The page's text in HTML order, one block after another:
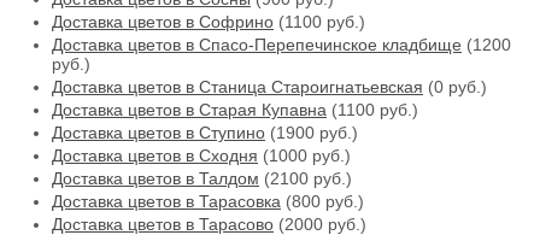
Доставка цветов в Софрино (1100 руб.)
Доставка цветов в Спасо-Перепечинское кладбище (1200
руб.)
Доставка цветов в Станица Староигнатьевская (0 руб.)
Доставка цветов в Старая Купавна (1100 руб.)
Доставка цветов в Ступино (1900 руб.)
Доставка цветов в Сходня (1000 руб.)
Доставка цветов в Талдом (2100 руб.)
Доставка цветов в Тарасовка (800 руб.)
Доставка цветов в Тарасово (2000 руб.)